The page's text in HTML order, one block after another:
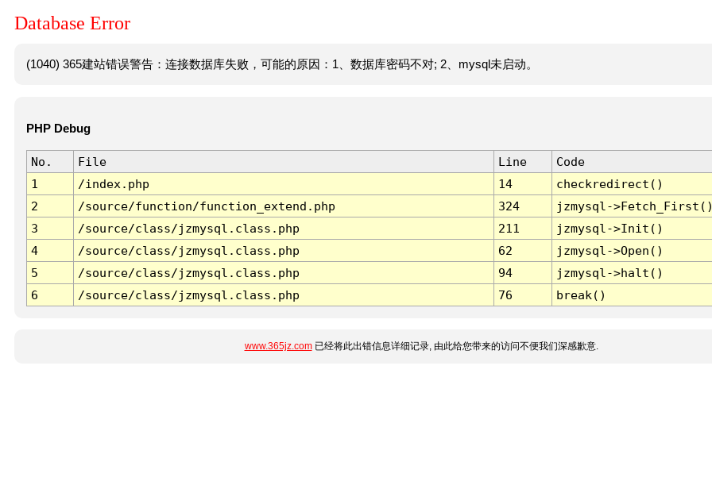
Database Error
(1040) 365建站错误警告：连接数据库失败，可能的原因：1、数据库密码不对; 2、mysql未启动。
PHP Debug
No. File Line
Code
1
/index.php 14
checkredirect()
2
/source/function/function_extend.php 324
jzmysql-
3
/source/class/jzmysql.class.php 211
jzmysql->Init()
4
/source/class/jzmysql.class.php 62
jzmysql->Open()
5
/source/class/jzmysql.class.php 94
jzmysql->halt()
6
/source/class/jzmysql.class.php 76 break()
www.365jz.com已经将此出错信息详细记录, 由此给您带来的访问不便我们深感歉意.